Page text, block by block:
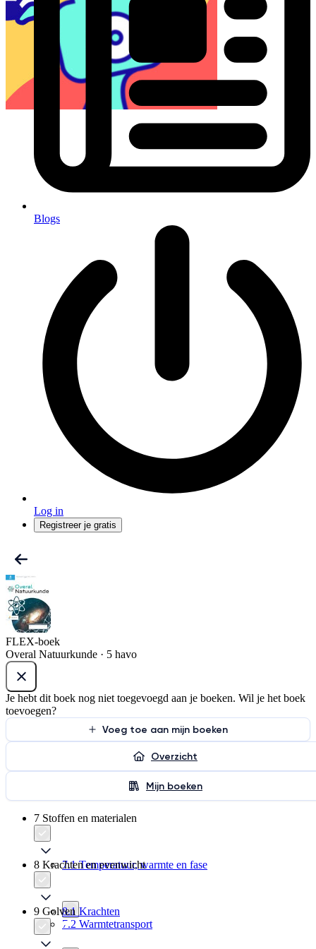
Blogs
Log in
Registreer je gratis
FLEX-boek
Overal Natuurkunde · 5 havo
Je hebt dit boek nog niet toegevoegd aan je boeken. Wil je het boek
toevoegen?
Voeg toe aan mijn boeken
Overzicht
Mijn boeken
7 Stoffen en materialen
7.1 Temperatuur, warmte en fase
7.2 Warmtetransport
8 Krachten en evenwicht
8.1 Krachten
9 Golven